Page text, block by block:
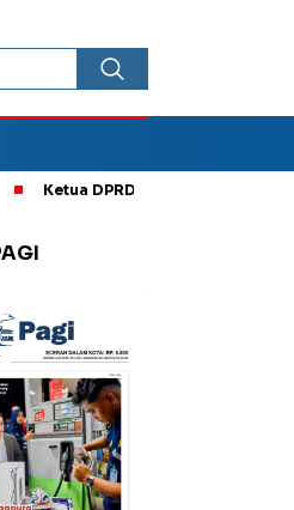
DPRD Kota Madiun Sebut TPA